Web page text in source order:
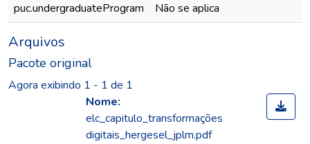
puc.undergraduateProgram
Não se aplica
Arquivos
Pacote original
Agora exibindo 1 - 1 de 1
Nome:
elc_capitulo_transformações
digitais_hergesel_jplm.pdf